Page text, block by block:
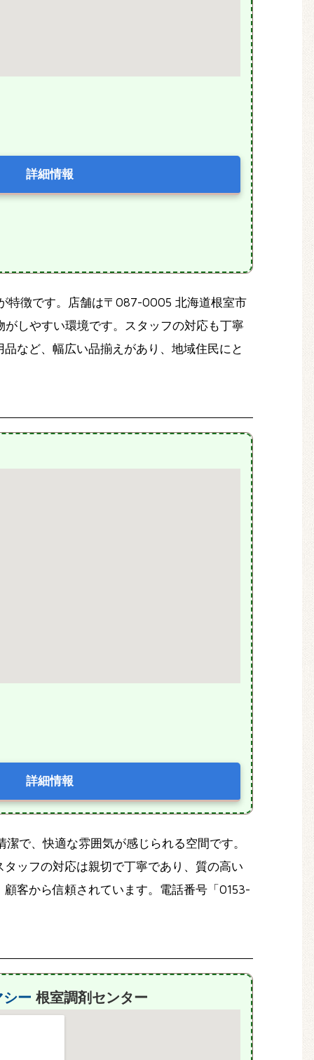
詳細情報
特徴です。店舗は〒087-0005 北海道根室市
しやすい環境です。スタッフの対応も丁寧
など、幅広い品揃えがあり、地域住民にと
詳細情報
で、快適な雰囲気が感じられる空間です。
ッフの対応は親切で丁寧であり、質の高い
客から信頼されています。電話番号「0153-
ー 根室調剤センター